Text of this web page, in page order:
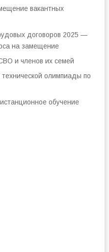
вакантных
договоров 2025 —
на замещение
и членов их семей
технической олимпиады по
обучение